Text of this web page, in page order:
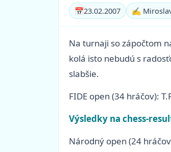
📅23.02.2007 ✍️
Na turnaji so zápočtom
kolá isto nebudú s
slabšie.
FIDE open (34 hráčov):
Výsledky na chess-
Národný open (24